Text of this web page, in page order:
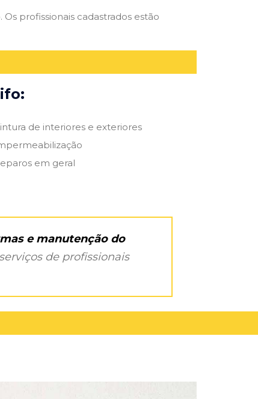
profissionais cadastrados estão
de interiores e exteriores
em geral
e manutenção do
de profissionais